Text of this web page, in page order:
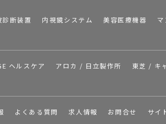
診断装置 内視鏡システム 美容医療機器
ヘルスケア アロカ / 日立製作所 東芝 / キ
よくある質問 求人情報 お問合せ サイ